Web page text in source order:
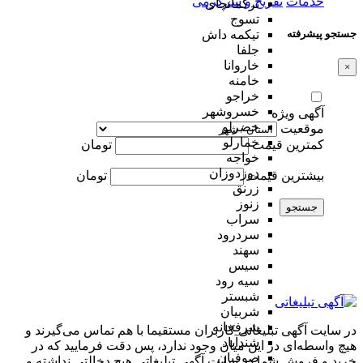
ترکمانچای
تسوج
تیکمه داش
جلفا
خاروانا
خامنه
خراجو
خسروشهر
خضرلو
خمارلو
خواجه
دوزدوزان
زرنق
زنوز
سراب
سردرود
سهند
سیس
سیه رود
شبستر
شربیان
شرفخانه
شندآباد
صوفیان
جستجو پیشرفته
×
آگهی ویژه
موقعیت
کمترین قیمت
تومان
بیشترین قیمت تومان
جستجو
در سایت آگهی تبلیغاتی کاربران مستقیما با هم تماس می‌گیرند و
هیچ واسطه‌ای در این میان وجود ندارد، پس دقت فرمایید که در